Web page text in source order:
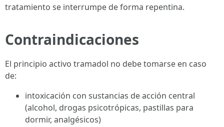
tratamiento se interrumpe de forma repentina.
Contraindicaciones
El principio activo tramadol no debe tomarse en caso
de:
intoxicación con sustancias de acción central
(alcohol, drogas psicotrópicas, pastillas para
dormir, analgésicos)